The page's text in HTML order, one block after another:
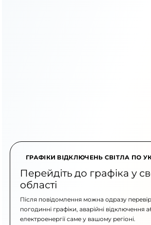
ГРАФІКИ ВІДКЛЮЧЕНЬ СВІТЛА ПО
Перейдіть до графіка у
області
Після повідомлення можна одразу
погодинні графіки, аварійні відключення
електроенергії саме у вашому регіоні.